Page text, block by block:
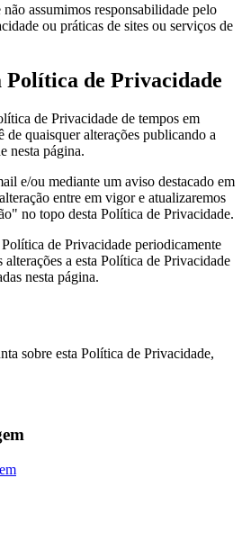
assumimos responsabilidade pelo
ou práticas de sites ou serviços de
Política de Privacidade
de Privacidade de tempos em
quaisquer alterações publicando a
nesta página.
e/ou mediante um aviso destacado em
entre em vigor e atualizaremos
no topo desta Política de Privacidade.
de Privacidade periodicamente
a esta Política de Privacidade
nesta página.
sobre esta Política de Privacidade,